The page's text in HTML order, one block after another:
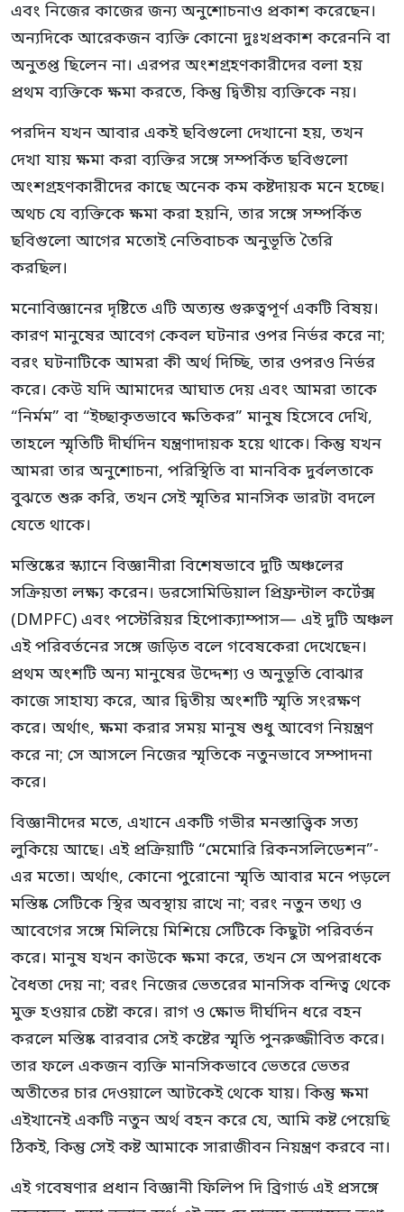
এবং নিজের কাজের জন্য অনুশোচনাও প্রকাশ করেছেন।
অন্যদিকে আরেকজন ব্যক্তি কোনো দুঃখপ্রকাশ করেননি বা
অনুতপ্ত ছিলেন না। এরপর অংশগ্রহণকারীদের বলা হয়
প্রথম ব্যক্তিকে ক্ষমা করতে, কিন্তু দ্বিতীয় ব্যক্তিকে নয়।
পরদিন যখন আবার একই ছবিগুলো দেখানো হয়, তখন
দেখা যায় ক্ষমা করা ব্যক্তির সঙ্গে সম্পর্কিত ছবিগুলো
অংশগ্রহণকারীদের কাছে অনেক কম কষ্টদায়ক মনে হচ্ছে।
অথচ যে ব্যক্তিকে ক্ষমা করা হয়নি, তার সঙ্গে সম্পর্কিত
ছবিগুলো আগের মতোই নেতিবাচক অনুভূতি তৈরি
করছিল।
মনোবিজ্ঞানের দৃষ্টিতে এটি অত্যন্ত গুরুত্বপূর্ণ একটি বিষয়।
কারণ মানুষের আবেগ কেবল ঘটনার ওপর নির্ভর করে না;
বরং ঘটনাটিকে আমরা কী অর্থ দিচ্ছি, তার ওপরও নির্ভর
করে। কেউ যদি আমাদের আঘাত দেয় এবং আমরা তাকে
“নির্মম” বা “ইচ্ছাকৃতভাবে ক্ষতিকর” মানুষ হিসেবে দেখি,
তাহলে স্মৃতিটি দীর্ঘদিন যন্ত্রণাদায়ক হয়ে থাকে। কিন্তু যখন
আমরা তার অনুশোচনা, পরিস্থিতি বা মানবিক দুর্বলতাকে
বুঝতে শুরু করি, তখন সেই স্মৃতির মানসিক ভারটা বদলে
যেতে থাকে।
মস্তিষ্কের স্ক্যানে বিজ্ঞানীরা বিশেষভাবে দুটি অঞ্চলের
সক্রিয়তা লক্ষ্য করেন। ডরসোমিডিয়াল প্রিফ্রন্টাল কর্টেক্স
(DMPFC) এবং পস্টেরিয়র হিপোক্যাম্পাস— এই দুটি অঞ্চল
এই পরিবর্তনের সঙ্গে জড়িত বলে গবেষকেরা দেখেছেন।
প্রথম অংশটি অন্য মানুষের উদ্দেশ্য ও অনুভূতি বোঝার
কাজে সাহায্য করে, আর দ্বিতীয় অংশটি স্মৃতি সংরক্ষণ
করে। অর্থাৎ, ক্ষমা করার সময় মানুষ শুধু আবেগ নিয়ন্ত্রণ
করে না; সে আসলে নিজের স্মৃতিকে নতুনভাবে সম্পাদনা
করে।
বিজ্ঞানীদের মতে, এখানে একটি গভীর মনস্তাত্ত্বিক সত্য
লুকিয়ে আছে। এই প্রক্রিয়াটি “মেমোরি রিকনসলিডেশন”-
এর মতো। অর্থাৎ, কোনো পুরোনো স্মৃতি আবার মনে পড়লে
মস্তিষ্ক সেটিকে স্থির অবস্থায় রাখে না; বরং নতুন তথ্য ও
আবেগের সঙ্গে মিলিয়ে মিশিয়ে সেটিকে কিছুটা পরিবর্তন
করে। মানুষ যখন কাউকে ক্ষমা করে, তখন সে অপরাধকে
বৈধতা দেয় না; বরং নিজের ভেতরের মানসিক বন্দিত্ব থেকে
মুক্ত হওয়ার চেষ্টা করে। রাগ ও ক্ষোভ দীর্ঘদিন ধরে বহন
করলে মস্তিষ্ক বারবার সেই কষ্টের স্মৃতি পুনরুজ্জীবিত করে।
তার ফলে একজন ব্যক্তি মানসিকভাবে ভেতরে ভেতর
অতীতের চার দেওয়ালে আটকেই থেকে যায়। কিন্তু ক্ষমা
এইখানেই একটি নতুন অর্থ বহন করে যে, আমি কষ্ট পেয়েছি
ঠিকই, কিন্তু সেই কষ্ট আমাকে সারাজীবন নিয়ন্ত্রণ করবে না।
এই গবেষণার প্রধান বিজ্ঞানী ফিলিপ দি ব্রিগার্ড এই প্রসঙ্গে